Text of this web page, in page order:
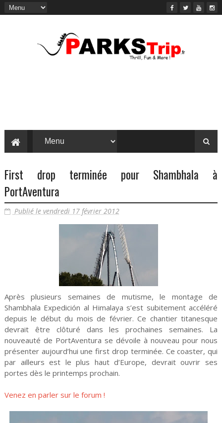
First drop terminée pour Shambhala à
PortAventura
Publié le vendredi 17 février 2012
Après plusieurs semaines de mutisme, le montage de
Shambhala Expedición al Himalaya s’est subitement accéléré
depuis le début du mois de février. Ce chantier titanesque
devrait être clôturé dans les prochaines semaines. La
nouveauté de PortAventura se dévoile à nouveau pour nous
présenter aujourd’hui une first drop terminée. Ce coaster, qui
par ailleurs est le plus haut d’Europe, devrait ouvrir ses
portes dès le printemps prochain.
Venez en parler sur le forum !